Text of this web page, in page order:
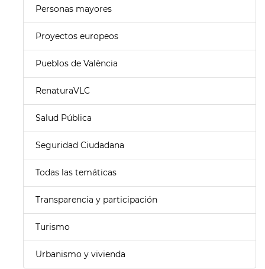
Personas mayores
Proyectos europeos
Pueblos de València
RenaturaVLC
Salud Pública
Seguridad Ciudadana
Todas las temáticas
Transparencia y participación
Turismo
Urbanismo y vivienda